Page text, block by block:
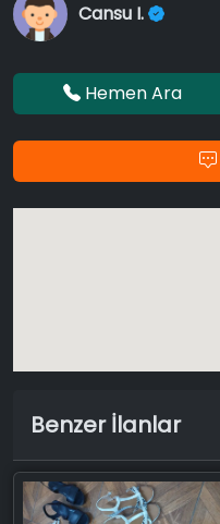
Cansu I.
Hemen Ara
Benzer İlanlar